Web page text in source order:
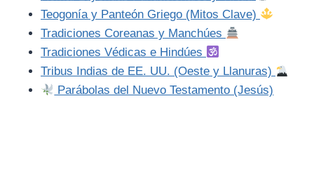
Teogonía y Panteón Griego (Mitos Clave)
Tradiciones Coreanas y Manchúes
Tradiciones Védicas e Hindúes
Tribus Indias de EE. UU. (Oeste y Llanuras)
Parábolas del Nuevo Testamento (Jesús)